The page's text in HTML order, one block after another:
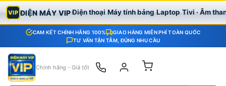
VIP ĐIỆN MÁY VIPĐiện thoại Máy tính bảng Laptop Tivi · Âm
CAM KẾT CHÍNH HÃNG 100%
GIAO HÀNG MIỄN PHÍ TOÀN QUỐC
TƯ VẤN TẬN TÂM, ĐÚNG NHU CẦU
Chính hãng - Giá tốt